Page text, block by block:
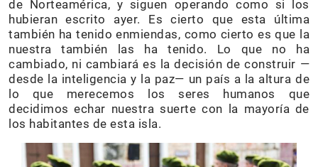
de Norteamérica, y siguen operando como si los
hubieran escrito ayer. Es cierto que esta última
también ha tenido enmiendas, como cierto es que la
nuestra también las ha tenido. Lo que no ha
cambiado, ni cambiará es la decisión de construir —
desde la inteligencia y la paz— un país a la altura de
lo que merecemos los seres humanos que
decidimos echar nuestra suerte con la mayoría de
los habitantes de esta isla.